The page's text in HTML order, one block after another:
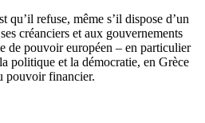
qu’il refuse, même s’il dispose d’un
créanciers et aux gouvernements
de pouvoir européen – en particulier
politique et la démocratie, en Grèce
pouvoir financier.